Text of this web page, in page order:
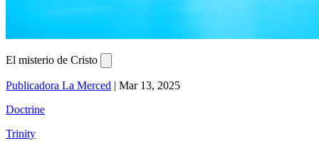
El misterio de Cristo
Publicadora La Merced | Mar 13, 2025
Doctrine
Trinity